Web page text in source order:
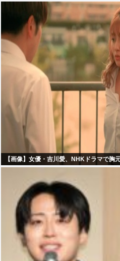
【画像】女優・吉川愛、NHKドラマで胸